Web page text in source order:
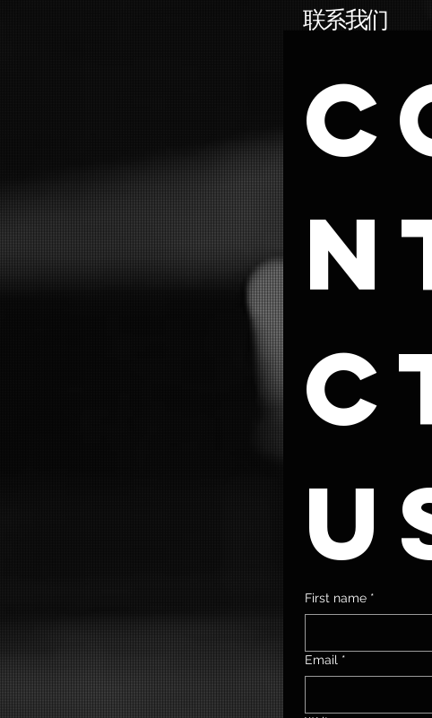
联系我们
First name *
Email *